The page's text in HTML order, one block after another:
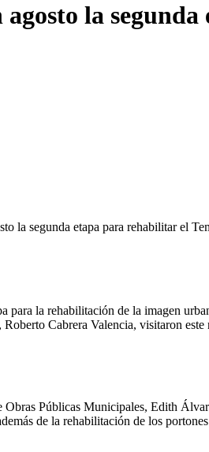
agosto la
la segunda etapa para rehabilitar el
para la rehabilitación de la imagen
Cabrera Valencia, visitaron
Obras Públicas Municipales, Edith
de la rehabilitación de los